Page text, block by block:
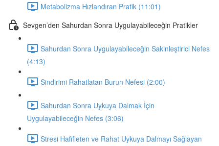
Metabolizma Hızlandıran Pratik (11:01)
Sevgen’den Sahurdan Sonra Uygulayabileceğin Pratikler
Sahurdan Sonra Uygulayabileceğin Sakinleştirici Nefes
(4:13)
Sindirimi Rahatlatan Burun Nefesi (2:00)
Sahurdan Sonra Uykuya Dalmak İçin
Uygulayabileceğin Nefes (3:06)
Stresi Hafifleten ve Rahat Uykuya Dalmayı Sağlayan